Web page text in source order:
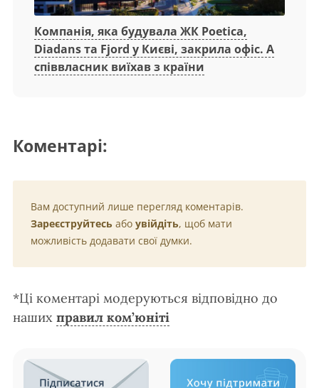
Компанія, яка будувала ЖК Poetica,
Diadans та Fjord у Києві, закрила офіс. А
співвласник виїхав з країни
Коментарі:
Вам доступний лише перегляд коментарів.
Зареєструйтесь або увійдіть, щоб мати
можливість додавати свої думки.
*Ці коментарі модеруються відповідно до
наших правил ком’юніті